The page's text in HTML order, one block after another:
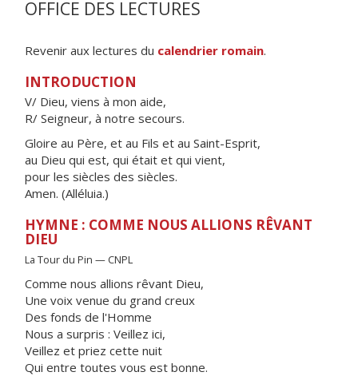
OFFICE DES LECTURES
Revenir aux lectures du calendrier romain.
INTRODUCTION
V/ Dieu, viens à mon aide,
R/ Seigneur, à notre secours.
Gloire au Père, et au Fils et au Saint-Esprit,
au Dieu qui est, qui était et qui vient,
pour les siècles des siècles.
Amen. (Alléluia.)
HYMNE : COMME NOUS ALLIONS RÊVANT
DIEU
La Tour du Pin — CNPL
Comme nous allions rêvant Dieu,
Une voix venue du grand creux
Des fonds de l'Homme
Nous a surpris : Veillez ici,
Veillez et priez cette nuit
Qui entre toutes vous est bonne.